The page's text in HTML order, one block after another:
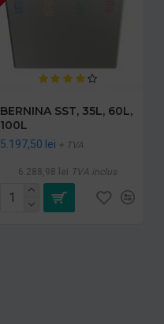
BERNINA SST, 35L, 60L,
100L
5.197,50 lei + TVA
6.288,98 lei TVA inclus